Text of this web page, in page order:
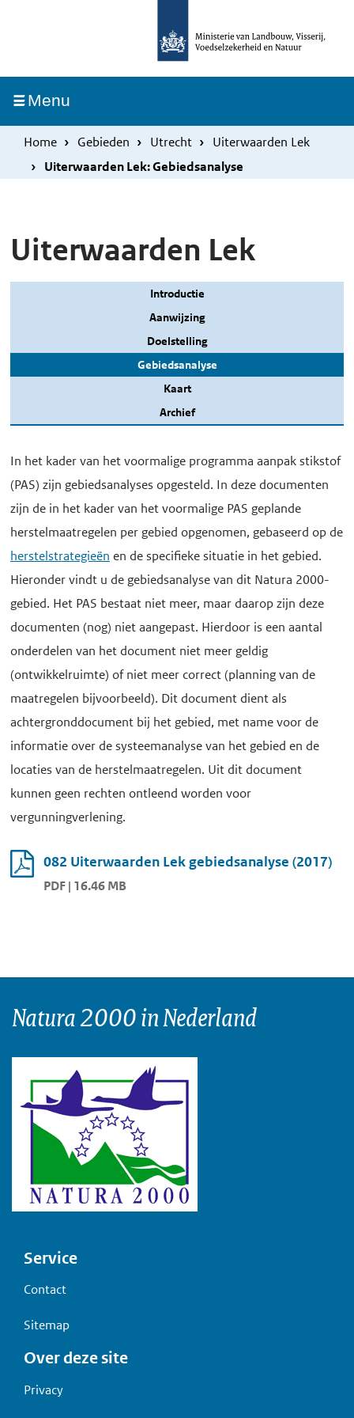
inhoud
gaan
MenuIngeklapt
Home Gebieden Utrecht
Uiterwaarden Lek
Uiterwaarden Lek: Gebiedsanalyse
Uiterwaarden Lek
Introductie
Aanwijzing
Doelstelling
Gebiedsanalyse
Kaart
Archief
In het kader van het voormalige programma aanpak stikstof
(PAS) zijn gebiedsanalyses opgesteld. In deze documenten
zijn de in het kader van het voormalige PAS geplande
herstelmaatregelen per gebied opgenomen, gebaseerd op de
herstelstrategieën en de specifieke situatie in het gebied.
Hieronder vindt u de gebiedsanalyse van dit Natura 2000-
gebied. Het PAS bestaat niet meer, maar daarop zijn deze
documenten (nog) niet aangepast. Hierdoor is een aantal
onderdelen van het document niet meer geldig
(ontwikkelruimte) of niet meer correct (planning van de
maatregelen bijvoorbeeld). Dit document dient als
achtergronddocument bij het gebied, met name voor de
informatie over de systeemanalyse van het gebied en de
locaties van de herstelmaatregelen. Uit dit document
kunnen geen rechten ontleend worden voor
vergunningverlening.
082 Uiterwaarden Lek gebiedsanalyse (2017)
PDF | 16.46 MB
Natura 2000 in Nederland
Voet
Service
Contact
Sitemap
Over deze site
Privacy